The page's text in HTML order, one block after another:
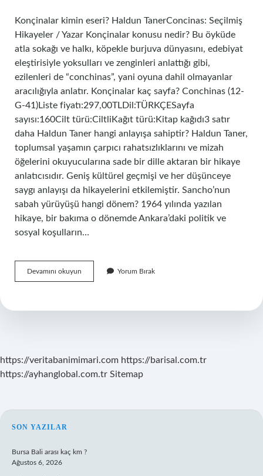
Konçinalar kimin eseri? Haldun TanerConcinas: Seçilmiş
Hikayeler / Yazar Konçinalar konusu nedir? Bu öyküde
atla sokağı ve halkı, köpekle burjuva dünyasını, edebiyat
eleştirisiyle yoksulları ve zenginleri anlattığı gibi,
ezilenleri de “conchinas”, yani oyuna dahil olmayanlar
aracılığıyla anlatır. Konçinalar kaç sayfa? Conchinas (12-
G-41)Liste fiyatı:297,00TLDil:TÜRKÇESayfa
sayısı:160Cilt türü:CiltliKağıt türü:Kitap kağıdı3 satır
daha Haldun Taner hangi anlayışa sahiptir? Haldun Taner,
toplumsal yaşamın çarpıcı rahatsızlıklarını ve mizah
öğelerini okuyucularına sade bir dille aktaran bir hikaye
anlatıcısıdır. Geniş kültürel geçmişi ve her düşünceye
saygı anlayışı da hikayelerini etkilemiştir. Sancho’nun
sabah yürüyüşü hangi dönem? 1964 yılında yazılan
hikaye, bir bakıma o dönemde Ankara’daki politik ve
sosyal koşulların…
Devamını okuyun Konçinalar
Ne
Yorum Bırak
https://veritabanimimari.com https://barisal.com.tr
https://ayhanglobal.com.tr Sitemap
SIDEBAR
SON YAZILAR
Bursa Bali arası kaç km ?
Ağustos 6, 2026